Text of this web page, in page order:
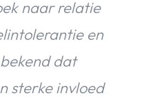
naar relatie
en
dat
sterke invloed